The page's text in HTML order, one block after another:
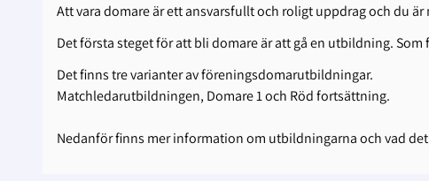
Att vara domare är ett ansvarsfullt och roligt uppdrag och du
Det första steget för att bli domare är att gå en utbildning.
Det finns tre varianter av föreningsdomarutbildningar.
Matchledarutbildningen, Domare 1 och Röd fortsättning.
Nedanför finns mer information om utbildningarna och vad